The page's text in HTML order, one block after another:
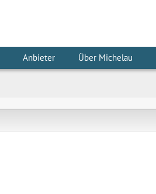
Anbieter Über Michelau